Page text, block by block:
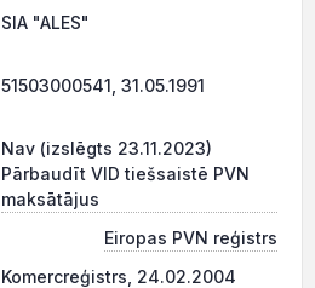
SIA "ALES"
51503000541, 31.05.1991
Nav (izslēgts 23.11.2023)
Pārbaudīt VID tiešsaistē PVN
maksātājus
Eiropas PVN reģistrs
Komercreģistrs, 24.02.2004